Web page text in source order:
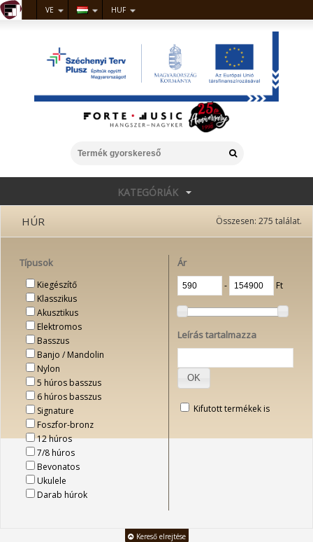
VE HUF
KATEGÓRIÁK
Összesen: 275 találat.
HÚR
Típusok
Kiegészítő
Klasszikus
Akusztikus
Elektromos
Basszus
Banjo / Mandolin
Nylon
5 húros basszus
6 húros basszus
Signature
Foszfor-bronz
12 húros
7/8 húros
Bevonatos
Ukulele
Darab húrok
Ár
‐ Ft
Leírás tartalmazza
OK
Kifutott termékek is
Kereső elrejtése